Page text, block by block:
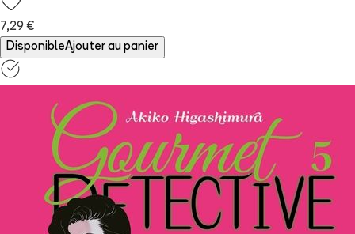
7,29 €
DisponibleAjouter au panier